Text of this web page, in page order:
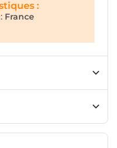
:
France